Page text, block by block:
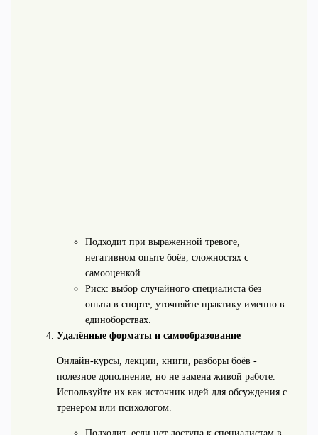
Подходит при выраженной тревоге,
негативном опыте боёв, сложностях с
самооценкой.
Риск: выбор случайного специалиста без
опыта в спорте; уточняйте практику именно в
единоборствах.
Удалённые форматы и самообразование
Онлайн-курсы, лекции, книги, разборы боёв -
полезное дополнение, но не замена живой работе.
Используйте их как источник идей для обсуждения с
тренером или психологом.